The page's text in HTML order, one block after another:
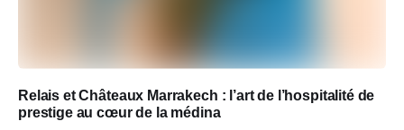
Relais et Châteaux Marrakech : l’art de l’hospitalité de
prestige au cœur de la médina